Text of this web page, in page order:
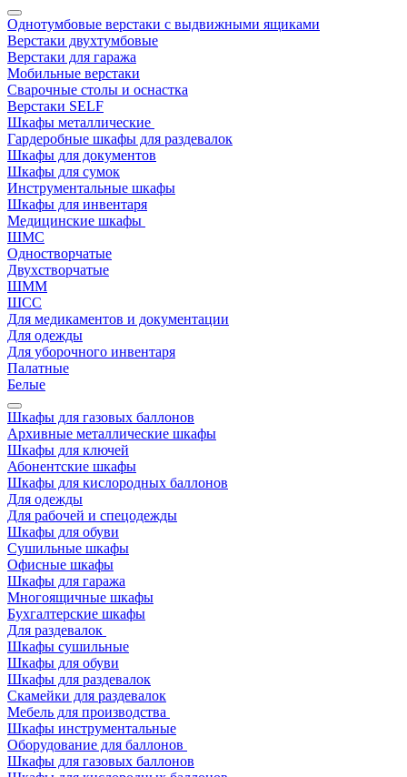
Однотумбовые верстаки с выдвижными ящиками
Верстаки двухтумбовые
Верстаки для гаража
Мобильные верстаки
Сварочные столы и оснастка
Верстаки SELF
Шкафы металлические
Гардеробные шкафы для раздевалок
Шкафы для документов
Шкафы для сумок
Инструментальные шкафы
Шкафы для инвентаря
Медицинские шкафы
ШМС
Одностворчатые
Двухстворчатые
ШММ
ШСС
Для медикаментов и документации
Для одежды
Для уборочного инвентаря
Палатные
Белые
Шкафы для газовых баллонов
Архивные металлические шкафы
Шкафы для ключей
Абонентские шкафы
Шкафы для кислородных баллонов
Для одежды
Для рабочей и спецодежды
Шкафы для обуви
Сушильные шкафы
Офисные шкафы
Шкафы для гаража
Многоящичные шкафы
Бухгалтерские шкафы
Для раздевалок
Шкафы сушильные
Шкафы для обуви
Шкафы для раздевалок
Скамейки для раздевалок
Мебель для производства
Шкафы инструментальные
Оборудование для баллонов
Шкафы для газовых баллонов